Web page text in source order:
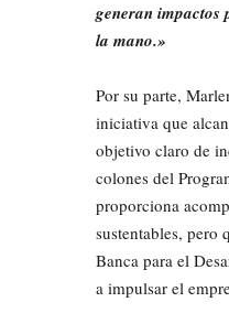
generan impactos
la mano.»
Por su parte,
iniciativa que
objetivo claro de
colones del
proporciona
sustentables, pero
Banca para el
a impulsar el